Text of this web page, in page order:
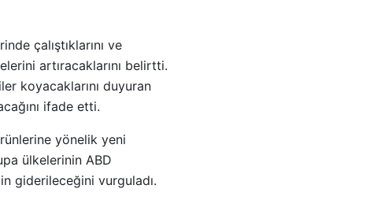
çalıştıklarını ve
artıracaklarını belirtti.
koyacaklarını duyuran
ifade etti.
yönelik yeni
ülkelerinin ABD
giderileceğini vurguladı.